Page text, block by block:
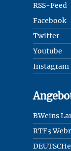
RSS-Feed
Facebook
Twitter
Youtube
Instagram
BWeins
RTF3